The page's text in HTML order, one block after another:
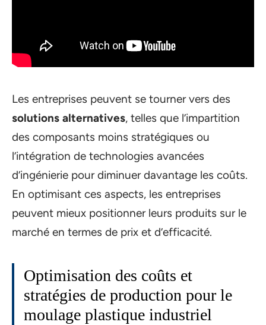
Les entreprises peuvent se tourner vers des
solutions alternatives, telles que l’impartition
des composants moins stratégiques ou
l’intégration de technologies avancées
d’ingénierie pour diminuer davantage les coûts.
En optimisant ces aspects, les entreprises
peuvent mieux positionner leurs produits sur le
marché en termes de prix et d’efficacité.
Optimisation des coûts et
stratégies de production pour le
moulage plastique industriel